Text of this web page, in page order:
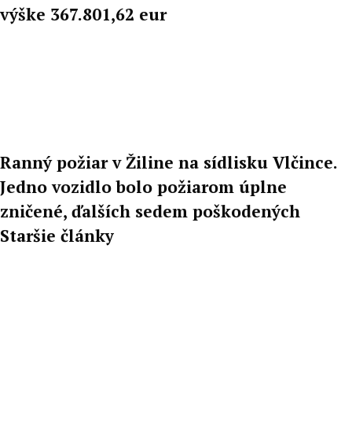
výške 367.801,62 eur
Ranný požiar v Žiline na sídlisku Vlčince.
Jedno vozidlo bolo požiarom úplne
zničené, ďalších sedem poškodených
Staršie články